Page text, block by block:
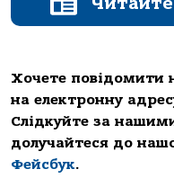
Хочете повідомити
на електронну
Слідкуйте за
долучайтеся до
Фейсбук.